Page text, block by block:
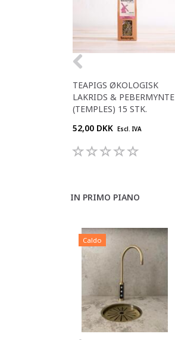
TEAPIGS ØKOLOGISK
LAKRIDS & PEBERMYNTE
(TEMPLES) 15 STK.
52,00 DKK
Escl. IVA
IN PRIMO PIANO
Caldo